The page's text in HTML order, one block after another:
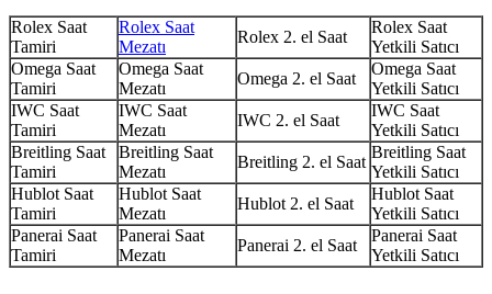
Rolex Saat
Tamiri
Rolex Saat
Mezatı
Rolex 2. el Saat
Rolex Saat
Yetkili Satıcı
Omega Saat
Tamiri
Omega Saat
Mezatı
Omega 2. el Saat
Omega Saat
Yetkili Satıcı
IWC Saat
Tamiri
IWC Saat
Mezatı
IWC 2. el Saat
IWC Saat
Yetkili Satıcı
Breitling Saat
Tamiri
Breitling Saat
Mezatı
Breitling 2. el Saat
Breitling Saat
Yetkili Satıcı
Hublot Saat
Tamiri
Hublot Saat
Mezatı
Hublot 2. el Saat
Hublot Saat
Yetkili Satıcı
Panerai Saat
Tamiri
Panerai Saat
Mezatı
Panerai 2. el Saat
Panerai Saat
Yetkili Satıcı